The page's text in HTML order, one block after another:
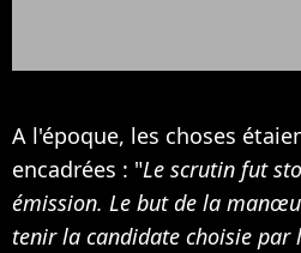
A l'époque, les choses
encadrées : "Le scru­tin fut
émis­sion. Le but de la
te­nir la candidate choi­sie par